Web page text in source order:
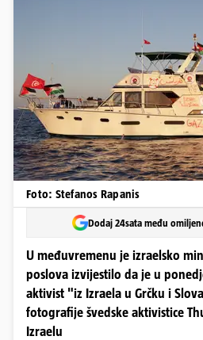
Foto: Stefanos Rapanis
Dodaj 24sata među
U međuvremenu je izraelsko
poslova izvijestilo da je u
aktivist "iz Izraela u Grčku i
fotografije švedske aktivistice
Izraelu